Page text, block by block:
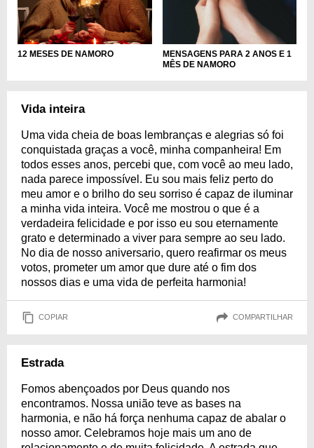
12 MESES DE NAMORO
MENSAGENS PARA 2 ANOS E 1
MÊS DE NAMORO
Vida inteira
Uma vida cheia de boas lembranças e alegrias só foi
conquistada graças a você, minha companheira! Em
todos esses anos, percebi que, com você ao meu lado,
nada parece impossível. Eu sou mais feliz perto do
meu amor e o brilho do seu sorriso é capaz de iluminar
a minha vida inteira. Você me mostrou o que é a
verdadeira felicidade e por isso eu sou eternamente
grato e determinado a viver para sempre ao seu lado.
No dia de nosso aniversario, quero reafirmar os meus
votos, prometer um amor que dure até o fim dos
nossos dias e uma vida de perfeita harmonia!
COPIAR COMPARTILHAR
Estrada
Fomos abençoados por Deus quando nos
encontramos. Nossa união teve as bases na
harmonia, e não há força nenhuma capaz de abalar o
nosso amor. Celebramos hoje mais um ano de